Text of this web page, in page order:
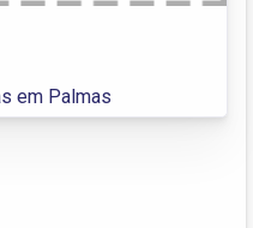
em Palmas